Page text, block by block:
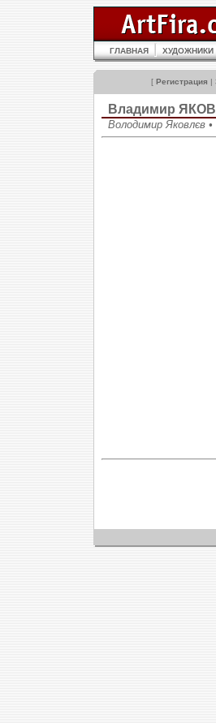
ГЛАВНАЯ ХУДОЖНИКИ
[ Регистрация |
Владимир
Володимир Яковлєв